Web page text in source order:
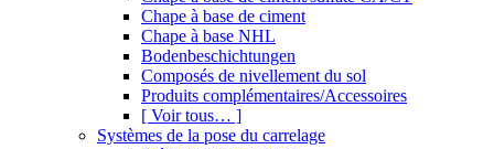
Chape à base de ciment
Chape à base NHL
Bodenbeschichtungen
Composés de nivellement du sol
Produits complémentaires/Accessoires
[ Voir tous… ]
Systèmes de la pose du carrelage